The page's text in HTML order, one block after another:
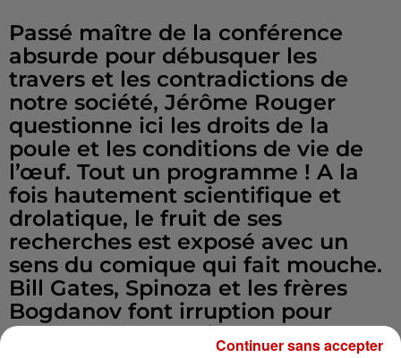
Passé maître de la conférence
absurde pour débusquer les
travers et les contradictions de
notre société, Jérôme Rouger
questionne ici les droits de la
poule et les conditions de vie de
l’œuf. Tout un programme ! A la
fois hautement scientifique et
drolatique, le fruit de ses
recherches est exposé avec un
sens du comique qui fait mouche.
Bill Gates, Spinoza et les frères
Bogdanov font irruption pour
appuyer ses théories sur le confort
Continuer sans accepter